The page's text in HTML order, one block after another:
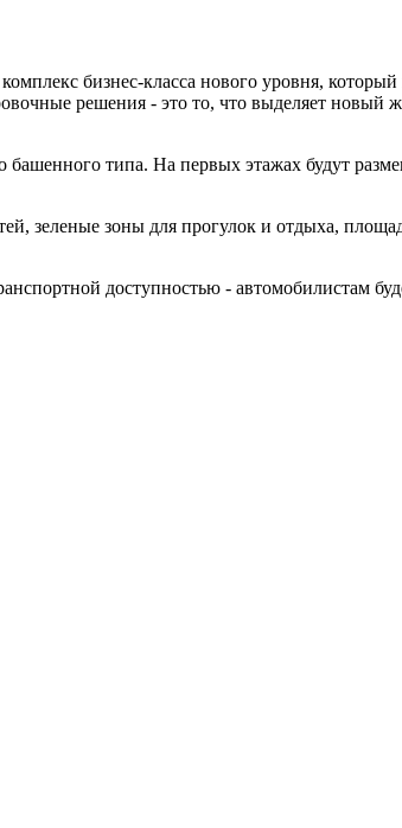
бизнес-класса нового уровня,
решения - это то, что выделяет новый
типа. На первых этажах будут
зеленые зоны для прогулок и отдыха,
доступностью - автомобилистам